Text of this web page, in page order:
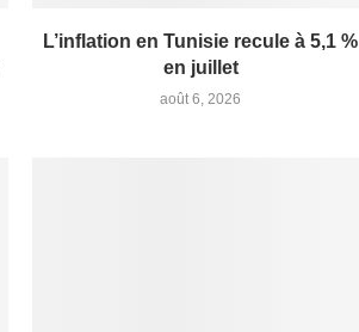
L’inflation en Tunisie recule à 5,1 %
en juillet
août 6, 2026